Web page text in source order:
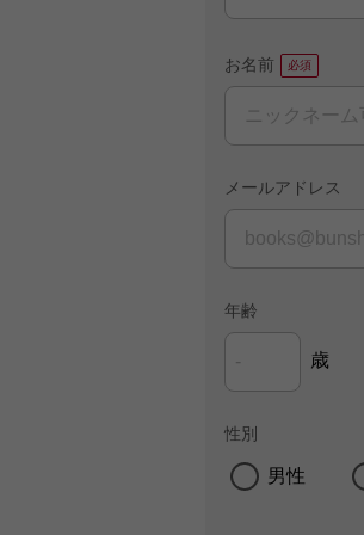
お名前
メールアドレス
年齢
歳
性別
男性